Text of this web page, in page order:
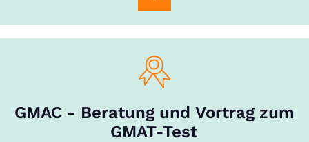
GMAC - Beratung und Vortrag zum
GMAT-Test